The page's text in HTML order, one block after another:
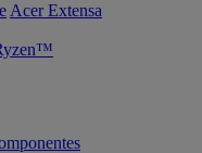
Acer Extensa